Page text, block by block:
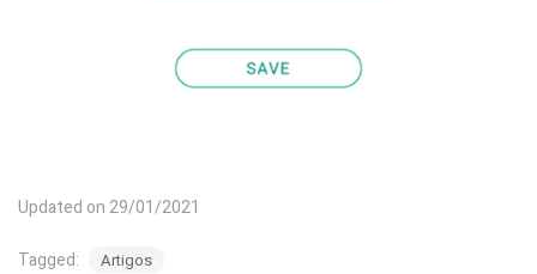
Updated on 29/01/2021
Tagged: Artigos